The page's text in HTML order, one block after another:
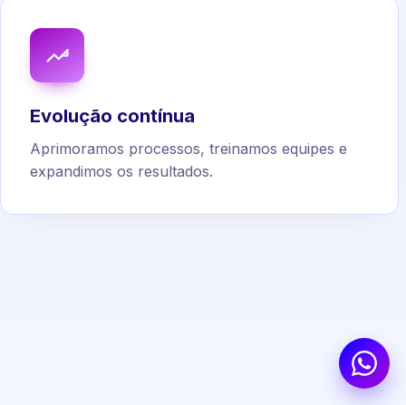
Evolução contínua
Aprimoramos processos, treinamos equipes e
expandimos os resultados.